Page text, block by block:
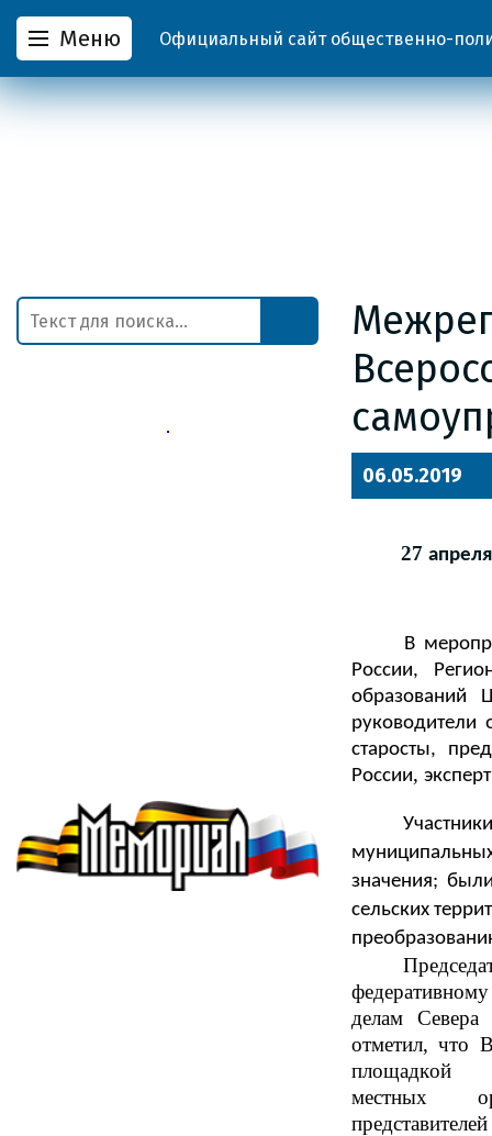
Меню Официальный сайт общественно-
06.05.2019
27 апреля
В
России,
образований
руководители
старосты,
России,
значения;
сельских
делам
отметил, что
местных